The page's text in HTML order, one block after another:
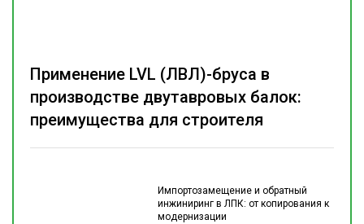
Импортозамещение и обратный
инжиниринг в ЛПК: от копирования к
модернизации
Применение LVL (ЛВЛ)-бруса в
производстве двутавровых балок:
преимущества для строителя